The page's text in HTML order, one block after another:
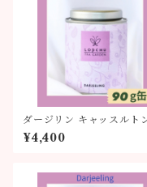
ダージリン キャッスルト
g缶
¥4,400